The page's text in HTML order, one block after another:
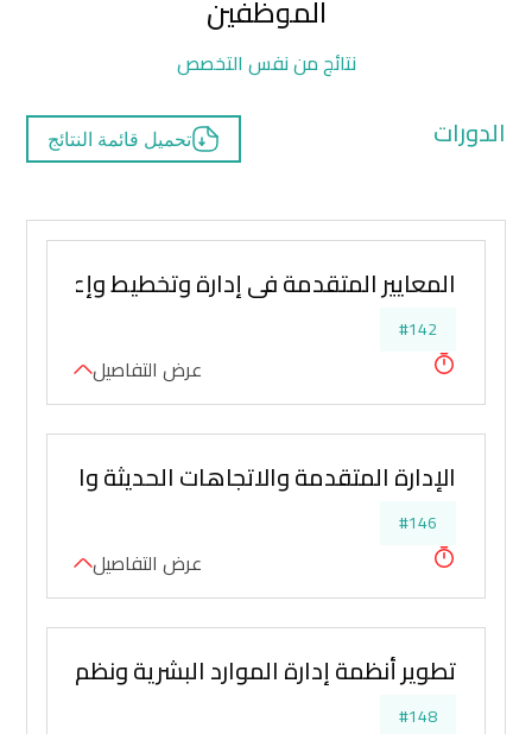
الموظفين
نتائج من نفس التخصص
الدورات تحميل قائمة النتائج
المعايير المتقدمة في إدارة وتخطيط وإعداد
#142
عرض التفاصيل
الإدارة المتقدمة والاتجاهات الحديثة
#146
عرض التفاصيل
تطوير أنظمة إدارة الموارد البشرية ونظم
#148